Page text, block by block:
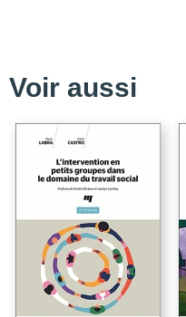
Voir aussi